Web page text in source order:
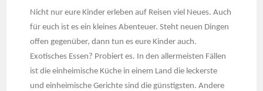
Nicht nur eure Kinder erleben auf Reisen viel Neues. Auch
für euch ist es ein kleines Abenteuer. Steht neuen Dingen
offen gegenüber, dann tun es eure Kinder auch.
Exotisches Essen? Probiert es. In den allermeisten Fällen
ist die einheimische Küche in einem Land die leckerste
und einheimische Gerichte sind die günstigsten. Andere